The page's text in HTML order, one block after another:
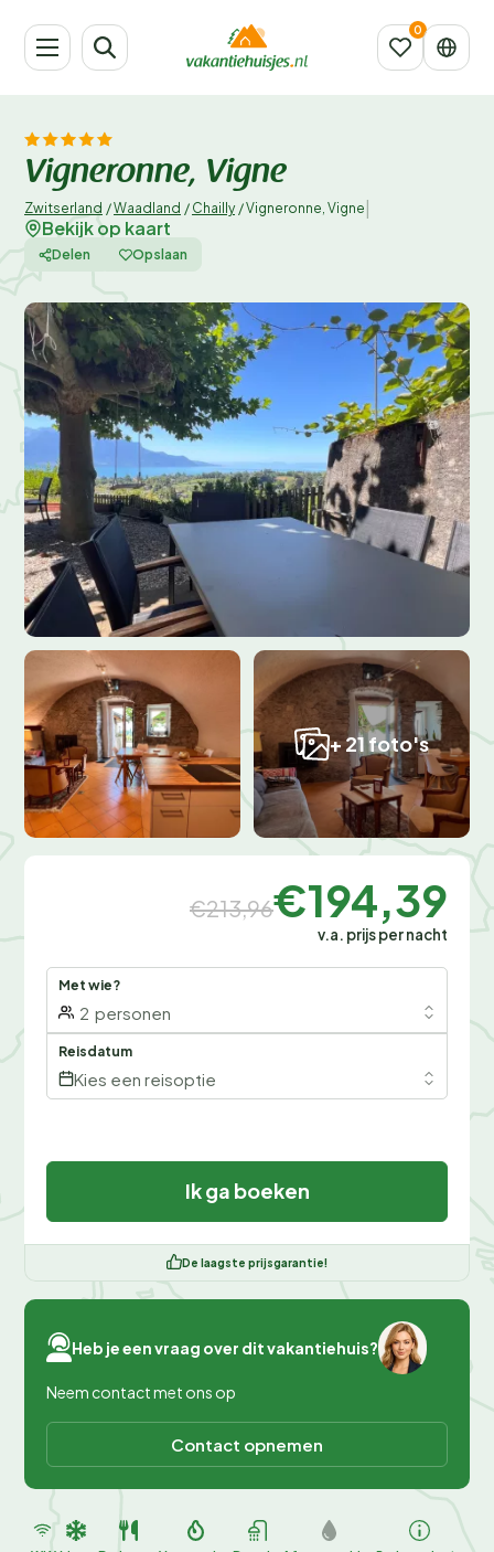
Vigneronne, Vigne
Zwitserland /Waadland / Chailly /Vigneronne, Vigne
Bekijk op kaart
Delen Opslaan
+ 21 foto's
€213,96€194,39
v.a. prijs per nacht
Met wie?
2 personen
Reisdatum
Kies een reisoptie
Ik ga boeken
De laagste prijsgarantie!
Heb je een vraag over dit vakantiehuis?
Neem contact met ons op
Contact opnemen